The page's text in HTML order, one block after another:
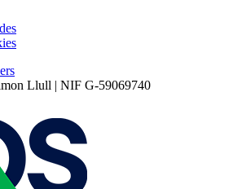
Llull | NIF G-59069740